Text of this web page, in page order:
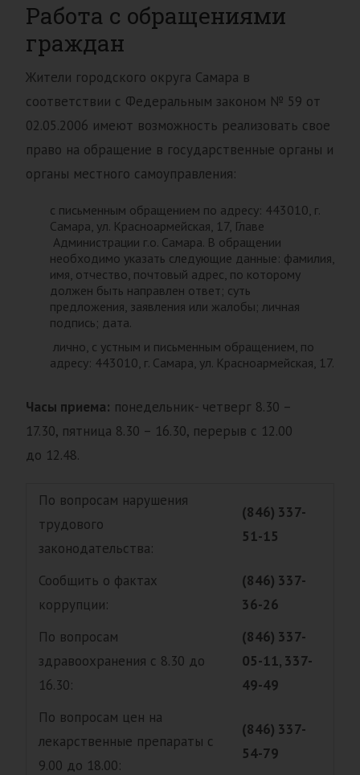
Работа с обращениями
граждан
Жители городского округа Самара в
соответствии с Федеральным законом № 59 от
02.05.2006 имеют возможность реализовать свое
право на обращение в государственные органы и
органы местного самоуправления:
с письменным обращением по адресу: 443010, г.
Самара, ул. Красноармейская, 17, Главе
Администрации г.о. Самара. В обращении
необходимо указать следующие данные: фамилия,
имя, отчество, почтовый адрес, по которому
должен быть направлен ответ; суть
предложения, заявления или жалобы; личная
подпись; дата.
лично, с устным и письменным обращением, по
адресу: 443010, г. Самара, ул. Красноармейская, 17.
Часы приема: понедельник- четверг 8.30 –
17.30, пятница 8.30 – 16.30, перерыв с 12.00
до 12.48.
По вопросам нарушения
трудового
законодательства:
(846) 337-
51-15
Сообщить о фактах
коррупции:
(846) 337-
36-26
По вопросам
здравоохранения с 8.30 до
16.30:
(846) 337-
05-11, 337-
49-49
По вопросам цен на
лекарственные препараты с
9.00 до 18.00:
(846) 337-
54-79